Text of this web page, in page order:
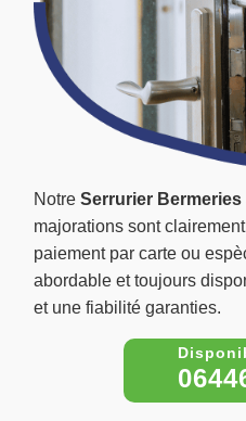
Notre Serrurier Bermeries
majorations sont
paiement par carte ou
abordable et toujours
et une fiabilité garanties.